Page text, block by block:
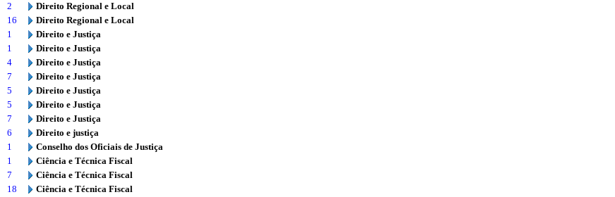
2
Direito Regional e Local
16
Direito Regional e Local
1
Direito e Justiça
1
Direito e Justiça
4
Direito e Justiça
7
Direito e Justiça
5
Direito e Justiça
5
Direito e Justiça
7
Direito e Justiça
6
Direito e justiça
1
Conselho dos Oficiais de Justiça
1
Ciência e Técnica Fiscal
7
Ciência e Técnica Fiscal
18
Ciência e Técnica Fiscal